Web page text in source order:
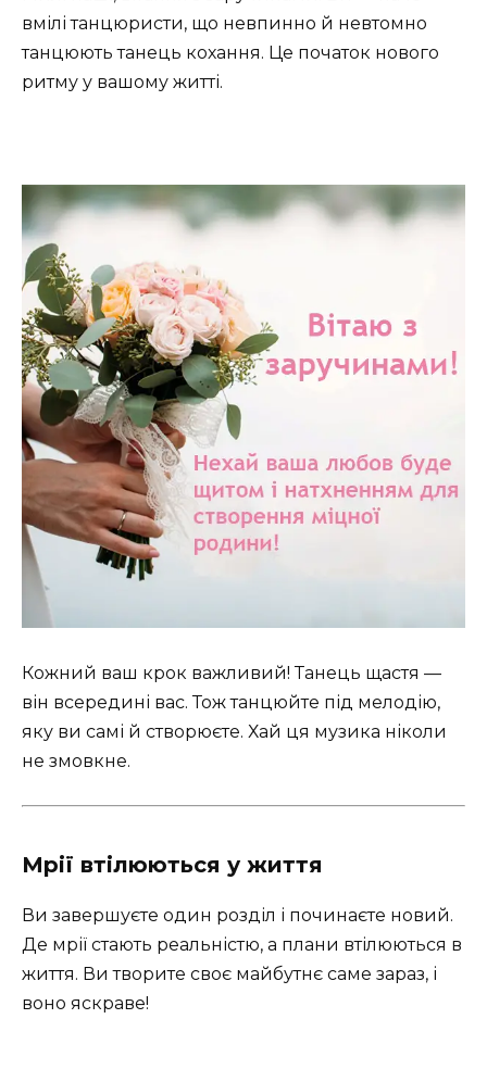
вмілі танцюристи, що невпинно й невтомно
танцюють танець кохання. Це початок нового
ритму у вашому житті.
Кожний ваш крок важливий! Танець щастя —
він всередині вас. Тож танцюйте під мелодію,
яку ви самі й створюєте. Хай ця музика ніколи
не змовкне.
Мрії втілюються у життя
Ви завершуєте один розділ і починаєте новий.
Де мрії стають реальністю, а плани втілюються в
життя. Ви творите своє майбутнє саме зараз, і
воно яскраве!